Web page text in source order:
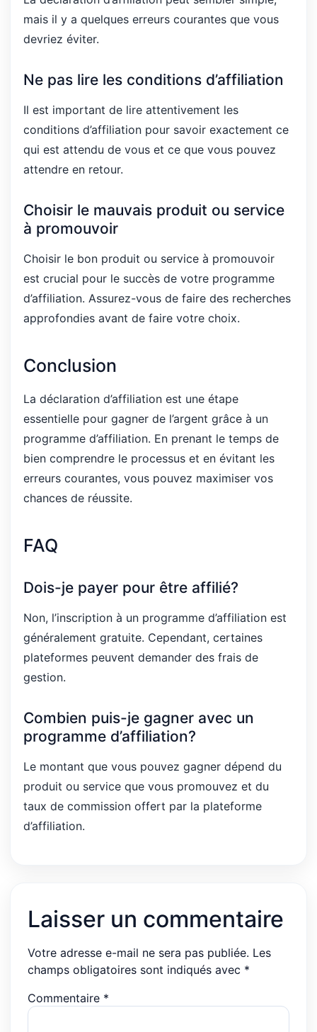
mais il y a quelques erreurs courantes que vous
devriez éviter.
Ne pas lire les conditions d’affiliation
Il est important de lire attentivement les
conditions d’affiliation pour savoir exactement ce
qui est attendu de vous et ce que vous pouvez
attendre en retour.
Choisir le mauvais produit ou service
à promouvoir
Choisir le bon produit ou service à promouvoir
est crucial pour le succès de votre programme
d’affiliation. Assurez-vous de faire des recherches
approfondies avant de faire votre choix.
Conclusion
La déclaration d’affiliation est une étape
essentielle pour gagner de l’argent grâce à un
programme d’affiliation. En prenant le temps de
bien comprendre le processus et en évitant les
erreurs courantes, vous pouvez maximiser vos
chances de réussite.
FAQ
Dois-je payer pour être affilié?
Non, l’inscription à un programme d’affiliation est
généralement gratuite. Cependant, certaines
plateformes peuvent demander des frais de
gestion.
Combien puis-je gagner avec un
programme d’affiliation?
Le montant que vous pouvez gagner dépend du
produit ou service que vous promouvez et du
taux de commission offert par la plateforme
d’affiliation.
Laisser un commentaire
Votre adresse e-mail ne sera pas publiée. Les
champs obligatoires sont indiqués avec *
Commentaire *